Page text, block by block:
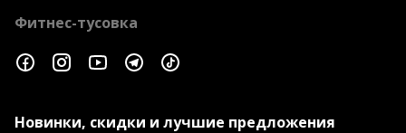
Фитнес-тусовка
Новинки, скидки и лучшие предложения